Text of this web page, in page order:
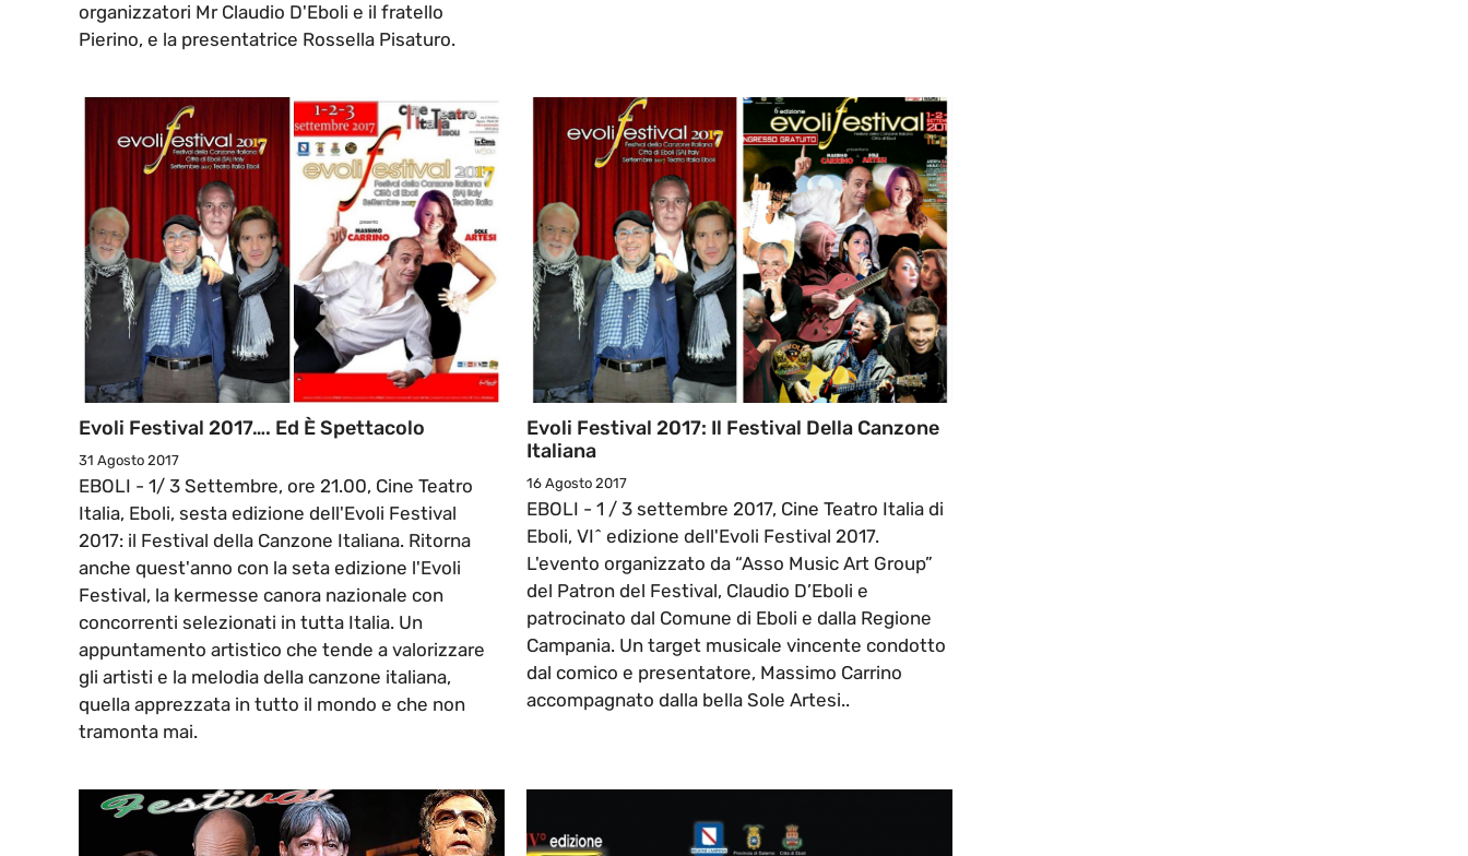
organizzatori Mr Claudio D'Eboli e il fratello
Pierino, e la presentatrice Rossella Pisaturo.
Evoli Festival 2017…. Ed È Spettacolo
31 Agosto 2017
EBOLI - 1/ 3 Settembre, ore 21.00, Cine Teatro
Italia, Eboli, sesta edizione dell'Evoli Festival
2017: il Festival della Canzone Italiana. Ritorna
anche quest'anno con la seta edizione l'Evoli
Festival, la kermesse canora nazionale con
concorrenti selezionati in tutta Italia. Un
appuntamento artistico che tende a valorizzare
gli artisti e la melodia della canzone italiana,
quella apprezzata in tutto il mondo e che non
tramonta mai.
Evoli Festival 2017: Il Festival Della Canzone
Italiana
16 Agosto 2017
EBOLI - 1 / 3 settembre 2017, Cine Teatro Italia di
Eboli, VI^ edizione dell'Evoli Festival 2017.
L'evento organizzato da “Asso Music Art Group”
del Patron del Festival, Claudio D’Eboli e
patrocinato dal Comune di Eboli e dalla Regione
Campania. Un target musicale vincente condotto
dal comico e presentatore, Massimo Carrino
accompagnato dalla bella Sole Artesi..